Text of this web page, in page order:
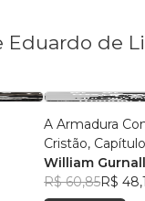
Eduardo de
A Armadura
Cristão, Capítulo
William Gurnall
R$ 60,85R$